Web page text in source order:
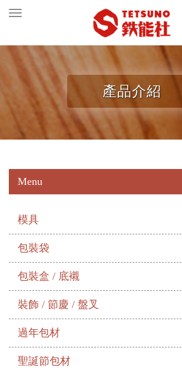
Toggle
產品介紹
Menu
模具
包裝袋
包裝盒 / 底襯
裝飾 / 節慶 / 盤叉
過年包材
聖誕節包材